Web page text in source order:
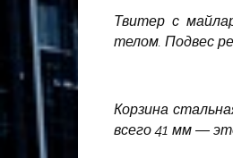
Твитер с
телом. Подвес
Корзина
всего 41 мм —